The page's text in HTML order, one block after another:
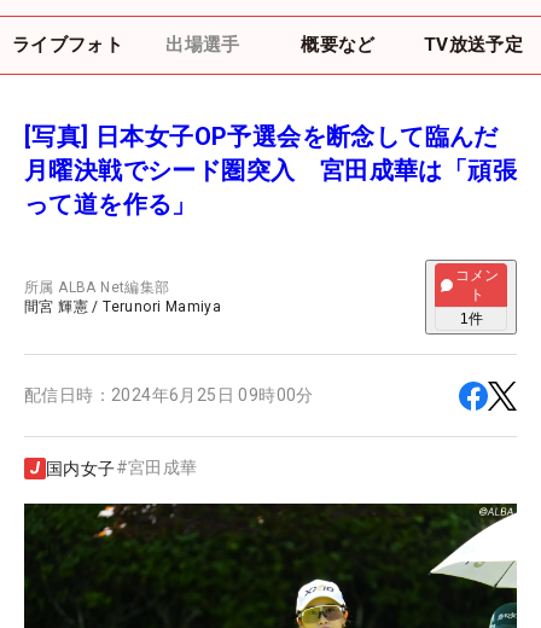
ライブフォト 出場選手 概要など TV放送予定
[写真] 日本女子OP予選会を断念して臨んだ
月曜決戦でシード圏突入 宮田成華は「頑張
って道を作る」
所属ALBA Net編集部
間宮 輝憲 /Terunori Mamiya
コメン
ト
1件
配信日時： 2024年6月25日 09時00分
国内女子#宮田成華